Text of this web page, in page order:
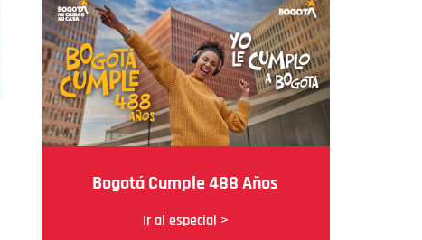
Bogotá Cumple 488 Años
Ir al especial >